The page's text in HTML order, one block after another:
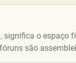
significa o espaço
são